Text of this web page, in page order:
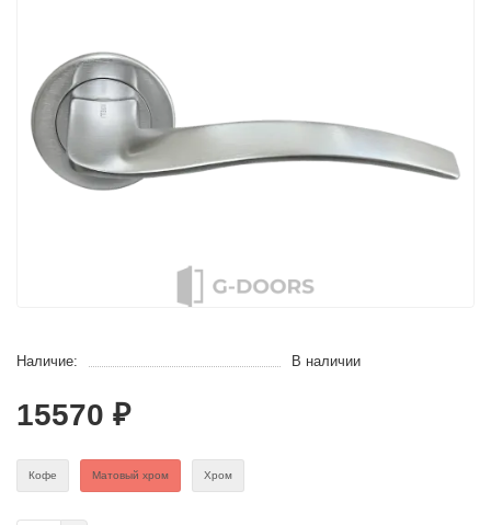
Наличие: В наличии
15570 ₽
Кофе Матовый хром Хром